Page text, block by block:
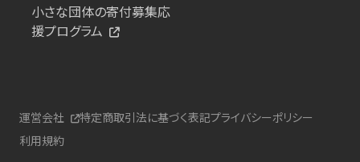
小さな団体の寄付募集応
援プログラム
運営会社 特定商取引法に基づく表記プライバシーポリシー
利用規約